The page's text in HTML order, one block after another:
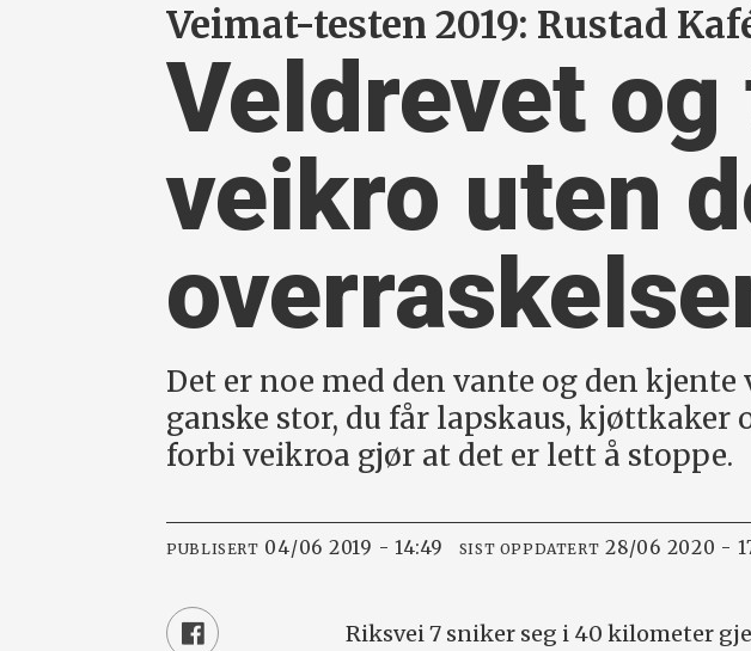
Veimat-testen 2019: Rustad
Veldrevet
veikro uten
Det er noe med den vante og den
ganske stor, du får lapskaus,
forbi veikroa gjør at det er lett å stoppe.
PUBLISERT 04/06 2019 - 14:49 SIST OPPDATERT 28/06 2020 -
Riksvei 7 sniker seg i 40 kilometer